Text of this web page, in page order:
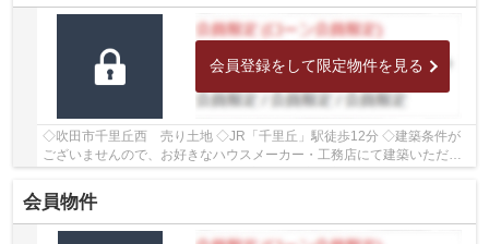
会員登録をして限定物件を見る
◇吹田市千里丘西 売り土地 ◇JR「千里丘」駅徒歩12分 ◇建築条件が
ございませんので、お好きなハウスメーカー・工務店にて建築いただけ
会員物件